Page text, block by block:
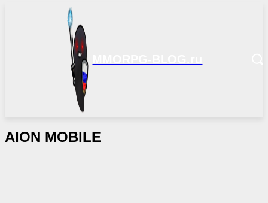
AION MOBILE